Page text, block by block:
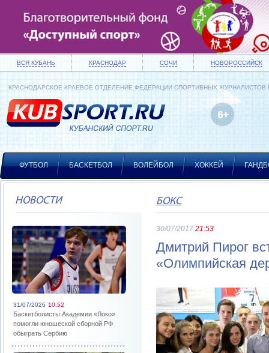
ВСЯ КУБАНЬ КРАСНОДАР СОЧИ НОВОРОССИЙСК
КРАСНОДАРСКОЕ КРАЕВОЕ ОТДЕЛЕНИЕ ФЕДЕРАЦИИ СПОРТИВНЫХ ЖУРНАЛИСТОВ
ФУТБОЛ БАСКЕТБОЛ ВОЛЕЙБОЛ ХОККЕЙ
НОВОСТИ
31/07/2026 10:52
Баскетболисты Академии «Локо»
помогли юношеской сборной РФ
обыграть Сербию
БОКС
30/07/2017 21:53
Дмитрий Пирог
«Олимпийская